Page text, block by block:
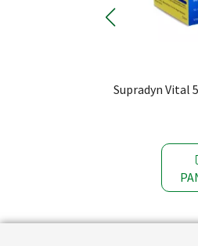
Supradyn Vital